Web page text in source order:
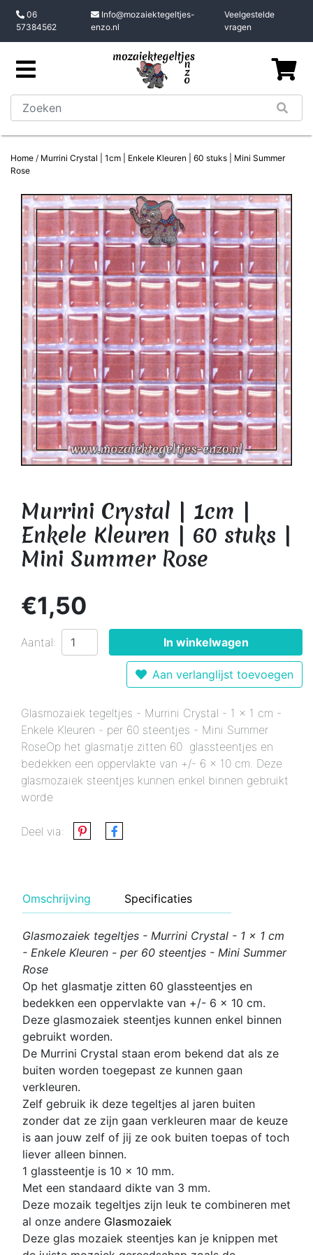
06
57384562
Info@mozaiektegeltjes-
enzo.nl
Veelgestelde
vragen
Home / Murrini Crystal | 1cm | Enkele Kleuren | 60 stuks | Mini Summer
Rose
Murrini Crystal | 1cm |
Enkele Kleuren | 60 stuks |
Mini Summer Rose
€1,50
Aantal: In winkelwagen
Aan verlanglijst toevoegen
Glasmozaiek tegeltjes - Murrini Crystal - 1 x 1 cm -
Enkele Kleuren - per 60 steentjes - Mini Summer
RoseOp het glasmatje zitten 60 glassteentjes en
bedekken een oppervlakte van +/- 6 x 10 cm. Deze
glasmozaiek steentjes kunnen enkel binnen gebruikt
worde
Deel via:
Omschrijving Specificaties
Glasmozaiek tegeltjes - Murrini Crystal - 1 x 1 cm
- Enkele Kleuren - per 60 steentjes - Mini Summer
Rose
Op het glasmatje zitten 60 glassteentjes en
bedekken een oppervlakte van +/- 6 x 10 cm.
Deze glasmozaiek steentjes kunnen enkel binnen
gebruikt worden.
De Murrini Crystal staan erom bekend dat als ze
buiten worden toegepast ze kunnen gaan
verkleuren.
Zelf gebruik ik deze tegeltjes al jaren buiten
zonder dat ze zijn gaan verkleuren maar de keuze
is aan jouw zelf of jij ze ook buiten toepas of toch
liever alleen binnen.
1 glassteentje is 10 x 10 mm.
Met een standaard dikte van 3 mm.
Deze mozaik tegeltjes zijn leuk te combineren met
al onze andere Glasmozaiek
Deze glas mozaiek steentjes kan je knippen met